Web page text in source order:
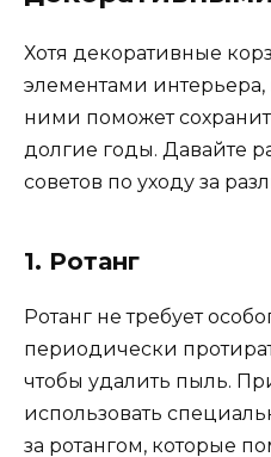
Хотя декоративные
элементами
ними поможет
долгие годы. Давайте
советов по уходу за
1. Ротанг
Ротанг не требует
периодически
чтобы удалить пыль.
использовать
за ротангом, которые